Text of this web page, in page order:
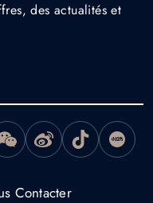
Contacter
des actualités et